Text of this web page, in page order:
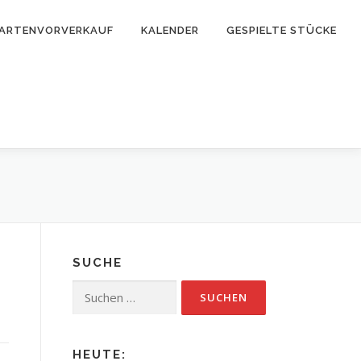
KALENDER GESPIELTE STÜCKE
SUCHE
nach:
HEUTE: